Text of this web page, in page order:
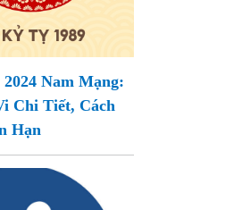
Nam Mạng:
Chi Tiết, Cách
Hạn